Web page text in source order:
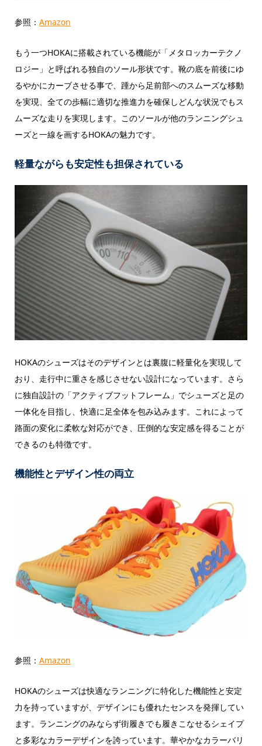
参照： Amazon
もう一つHOKAに搭載されている機能が「メタロッカーテクノ
ロジー」と呼ばれる独自のソール形状です。靴の底を前後にゆ
るやかにカーブさせる事で、踵から足前部へのスムーズな移動
を実現、全ての歩幅に適切な推進力を確保しどんな状況でもス
ムーズな走りを実現します。このソールが他のランニングシュ
ーズと一線を画するHOKAの魅力です。
軽量ながらも安定性も担保されている
HOKAのシューズはそのデザインとは裏腹に軽量化を実現して
おり、走行中に重さを感じさせない設計になっています。さら
に独自設計の「アクティブフットフレーム」でシューズと足の
一体化を目指し、快適に足全体を包み込みます。これによって
路面の変化に柔軟な対応ができ、圧倒的な安定感を得ることが
できるのも特徴です。
機能性とデザイン性の両立
参照： Amazon
HOKAのシューズは快適なランニングに特化した機能性と安定
力を持っていますが、デザインにも優れたセンスを発揮してい
ます。ランニングのみならず街履きでも履きこなせるシェイプ
と多彩なカラーデザインを誇っています。華やかなカラーバリ